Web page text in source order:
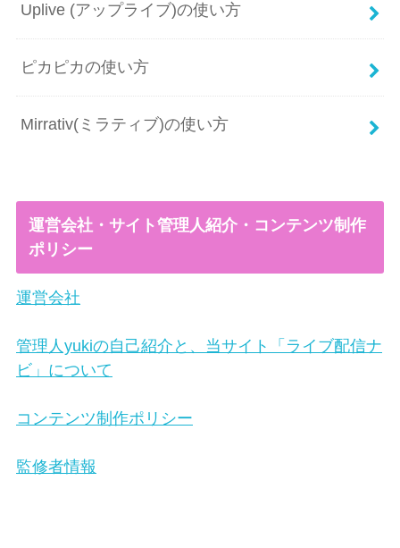
Uplive (アップライブ)の使い方
ピカピカの使い方
Mirrativ(ミラティブ)の使い方
運営会社・サイト管理人紹介・コンテンツ制作
ポリシー
運営会社
管理人yukiの自己紹介と、当サイト「ライブ配信ナ
ビ」について
コンテンツ制作ポリシー
監修者情報